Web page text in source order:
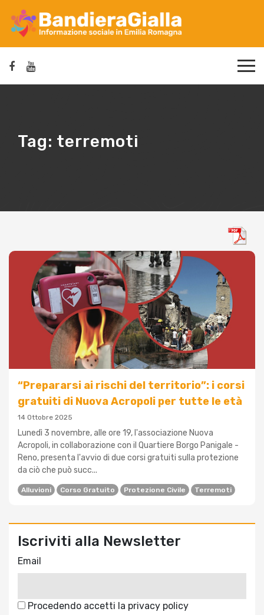
Tag: terremoti
“Prepararsi ai rischi del territorio”: i corsi
gratuiti di Nuova Acropoli per tutte le età
14 Ottobre 2025
Lunedì 3 novembre, alle ore 19, l'associazione Nuova
Acropoli, in collaborazione con il Quartiere Borgo Panigale -
Reno, presenta l'avvio di due corsi gratuiti sulla protezione
da ciò che può succ...
Alluvioni Corso Gratuito Protezione Civile Terremoti
Iscriviti alla Newsletter
Email
Procedendo accetti la privacy policy